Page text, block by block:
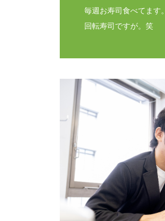
毎週お寿司食べてます。
回転寿司ですが。笑